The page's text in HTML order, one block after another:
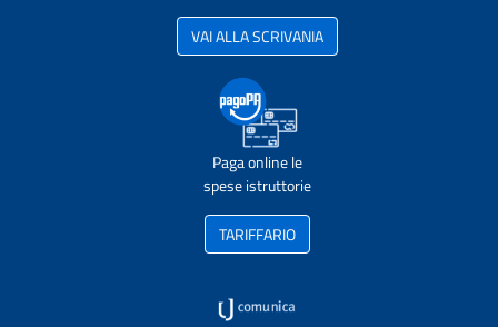
VAI ALLA SCRIVANIA
Paga online le
spese istruttorie
TARIFFARIO